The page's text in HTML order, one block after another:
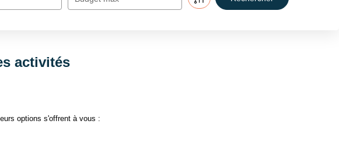
activités
options s'offrent à vous :